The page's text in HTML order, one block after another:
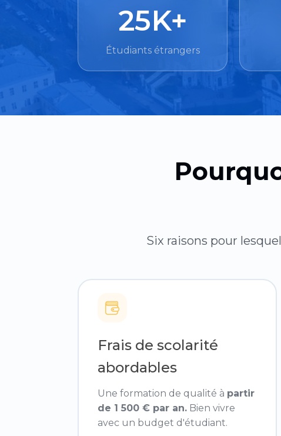
25K+
Étudiants étrangers
Six raisons pour
Frais de scolarité
abordables
Une formation de qualité à partir
de 1 500 € par an. Bien vivre
avec un budget d'étudiant.